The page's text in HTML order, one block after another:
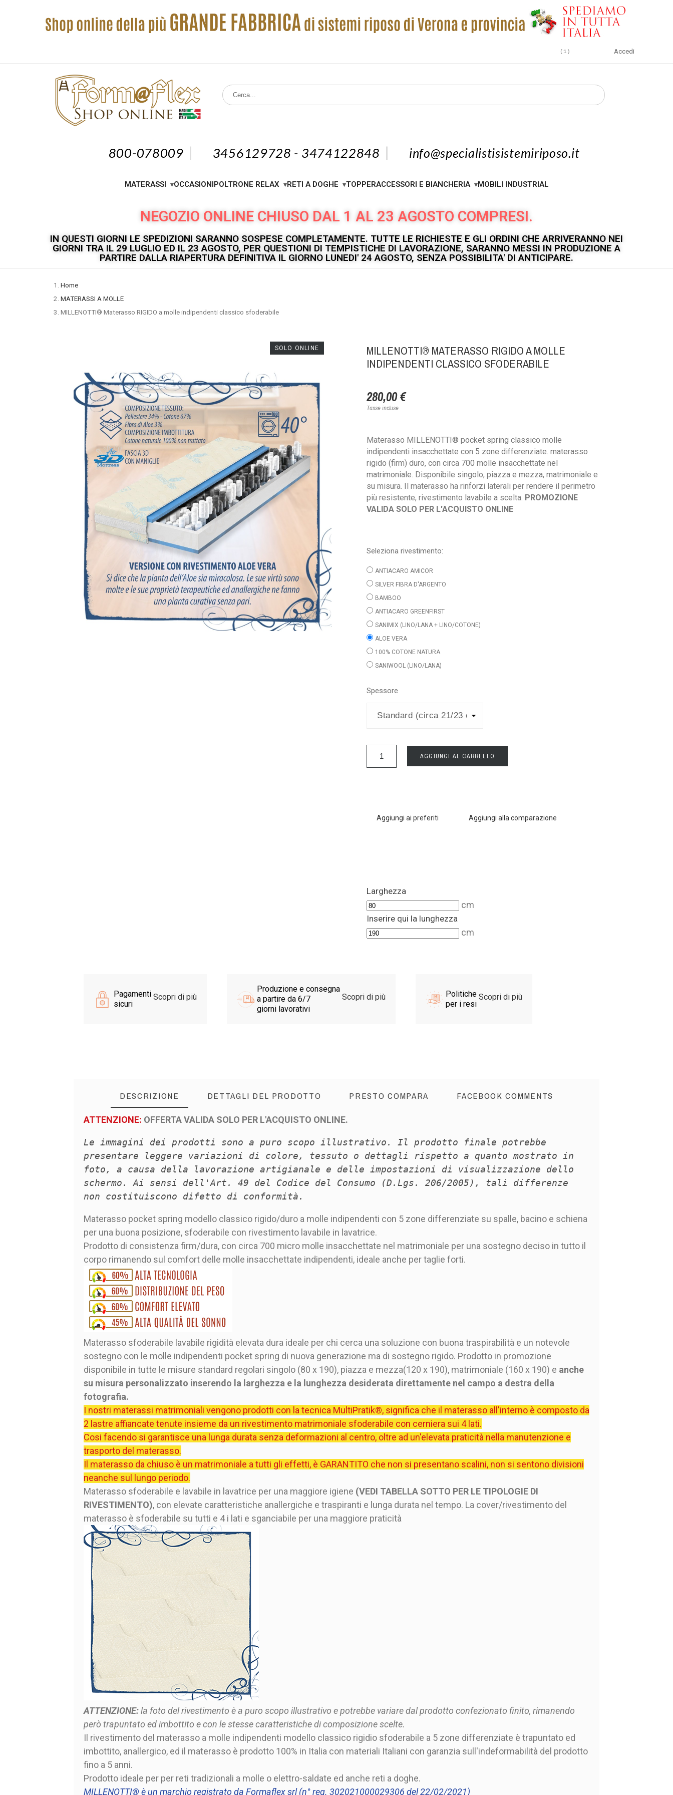
1 Accedi
800-078009 3456129728 - 3474122848 info@specialistisistemiriposo.it
MATERASSI OCCASIONIPOLTRONE RELAX RETI A DOGHE TOPPERACCESSORI E BIANCHERIA MOBILI INDUSTRIAL
NEGOZIO ONLINE CHIUSO DAL 1 AL 23 AGOSTO COMPRESI.
IN QUESTI GIORNI LE SPEDIZIONI SARANNO SOSPESE COMPLETAMENTE. TUTTE LE RICHIESTE E GLI ORDINI CHE ARRIVERANNO NEI
GIORNI TRA IL 29 LUGLIO ED IL 23 AGOSTO, PER QUESTIONI DI TEMPISTICHE DI LAVORAZIONE, SARANNO MESSI IN PRODUZIONE A
PARTIRE DALLA RIAPERTURA DEFINITIVA IL GIORNO LUNEDI' 24 AGOSTO, SENZA POSSIBILITA' DI ANTICIPARE.
Home
MATERASSI A MOLLE
MILLENOTTI® Materasso RIGIDO a molle indipendenti classico sfoderabile
SOLO ONLINE
MILLENOTTI® MATERASSO RIGIDO A MOLLE
INDIPENDENTI CLASSICO SFODERABILE
280,00 €
Tasse incluse
Materasso MILLENOTTI® pocket spring classico molle
indipendenti insacchettate con 5 zone differenziate. materasso
rigido (firm) duro, con circa 700 molle insacchettate nel
matrimoniale. Disponibile singolo, piazza e mezza, matrimoniale e
su misura. Il materasso ha rinforzi laterali per rendere il perimetro
più resistente, rivestimento lavabile a scelta. PROMOZIONE
VALIDA SOLO PER L'ACQUISTO ONLINE
Seleziona rivestimento:
ANTIACARO AMICOR
SILVER FIBRA D'ARGENTO
BAMBOO
ANTIACARO GREENFIRST
SANIMIX (LINO/LANA + LINO/COTONE)
ALOE VERA
100% COTONE NATURA
SANIWOOL (LINO/LANA)
Spessore
AGGIUNGI AL CARRELLO
Aggiungi ai preferiti Aggiungi alla comparazione
Larghezza
cm
Inserire qui la lunghezza
cm
Pagamenti
sicuri
Scopri di più
Produzione e consegna
a partire da 6/7
giorni lavorativi
Scopri di più
Politiche
per i resi
Scopri di più
DESCRIZIONE DETTAGLI DEL PRODOTTO PRESTO COMPARA FACEBOOK COMMENTS
ATTENZIONE: OFFERTA VALIDA SOLO PER L'ACQUISTO ONLINE.
Le immagini dei prodotti sono a puro scopo illustrativo. Il prodotto finale potrebbe
presentare leggere variazioni di colore, tessuto o dettagli rispetto a quanto mostrato in
foto, a causa della lavorazione artigianale e delle impostazioni di visualizzazione dello
schermo. Ai sensi dell'Art. 49 del Codice del Consumo (D.Lgs. 206/2005), tali differenze
non costituiscono difetto di conformità.
Materasso pocket spring modello classico rigido/duro a molle indipendenti con 5 zone differenziate su spalle, bacino e schiena
per una buona posizione, sfoderabile con rivestimento lavabile in lavatrice.
Prodotto di consistenza firm/dura, con circa 700 micro molle insacchettate nel matrimoniale per una sostegno deciso in tutto il
corpo rimanendo sul comfort delle molle insacchettate indipendenti, ideale anche per taglie forti.
Materasso sfoderabile lavabile rigidità elevata dura ideale per chi cerca una soluzione con buona traspirabilità e un notevole
sostegno con le molle indipendenti pocket spring di nuova generazione ma di sostegno rigido. Prodotto in promozione
disponibile in tutte le misure standard regolari singolo (80 x 190), piazza e mezza(120 x 190), matrimoniale (160 x 190) e anche
su misura personalizzato inserendo la larghezza e la lunghezza desiderata direttamente nel campo a destra della
fotografia.
I nostri materassi matrimoniali vengono prodotti con la tecnica MultiPratik®, significa che il materasso all'interno è composto da
2 lastre affiancate tenute insieme da un rivestimento matrimoniale sfoderabile con cerniera sui 4 lati.
Cosi facendo si garantisce una lunga durata senza deformazioni al centro, oltre ad un'elevata praticità nella manutenzione e
trasporto del materasso.
Il materasso da chiuso è un matrimoniale a tutti gli effetti, è GARANTITO che non si presentano scalini, non si sentono divisioni
neanche sul lungo periodo.
Materasso sfoderabile e lavabile in lavatrice per una maggiore igiene (VEDI TABELLA SOTTO PER LE TIPOLOGIE DI
RIVESTIMENTO), con elevate caratteristiche anallergiche e traspiranti e lunga durata nel tempo. La cover/rivestimento del
materasso è sfoderabile su tutti e 4 i lati e sganciabile per una maggiore praticità
ATTENZIONE:la foto del rivestimento è a puro scopo illustrativo e potrebbe variare dal prodotto confezionato finito, rimanendo
però trapuntato ed imbottito e con le stesse caratteristiche di composizione scelte.
Il rivestimento del materasso a molle indipendenti modello classico rigidio sfoderabile a 5 zone differenziate è trapuntato ed
imbottito, anallergico, ed il materasso è prodotto 100% in Italia con materiali Italiani con garanzia sull'indeformabilità del prodotto
fino a 5 anni.
Prodotto ideale per per reti tradizionali a molle o elettro-saldate ed anche reti a doghe.
MILLENOTTI® è un marchio registrato da Formaflex srl (n° reg. 302021000029306 del 22/02/2021)